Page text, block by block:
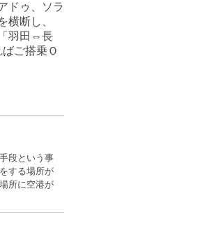
ドゥ、ソラ
横断し、
羽田⇔長
ご搭乗Ｏ
段という事
する場所が
所に空港が